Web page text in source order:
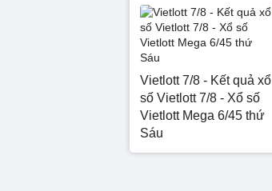
Vietlott 7/8 - Kết quả xổ
số Vietlott 7/8 - Xổ số
Vietlott Mega 6/45 thứ
Sáu